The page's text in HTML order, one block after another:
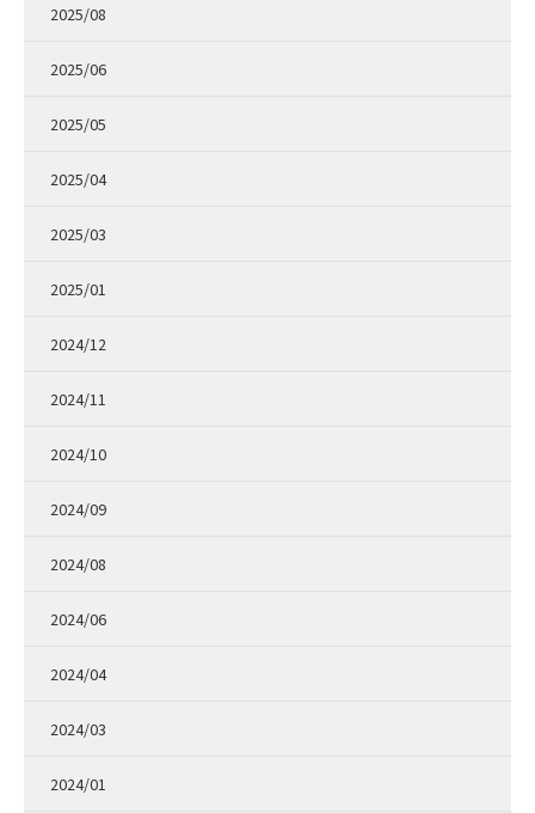
2025/08
2025/06
2025/05
2025/04
2025/03
2025/01
2024/12
2024/11
2024/10
2024/09
2024/08
2024/06
2024/04
2024/03
2024/01